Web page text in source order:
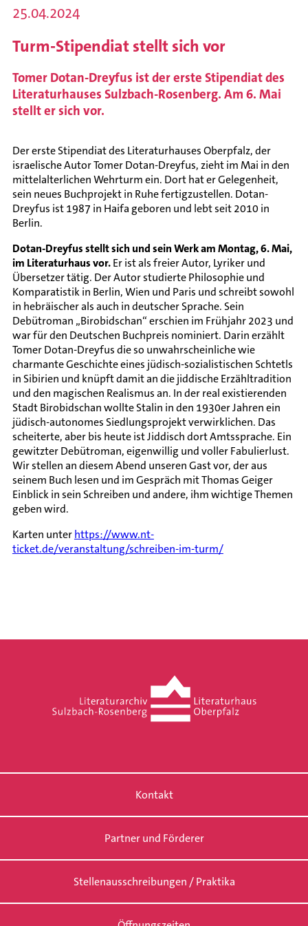
25.04.2024
Turm-Stipendiat stellt sich vor
Tomer Dotan-Dreyfus ist der erste Stipendiat des
Literaturhauses Sulzbach-Rosenberg. Am 6. Mai
stellt er sich vor.
Der erste Stipendiat des Literaturhauses Oberpfalz, der
israelische Autor Tomer Dotan-Dreyfus, zieht im Mai in den
mittelalterlichen Wehrturm ein. Dort hat er Gelegenheit,
sein neues Buchprojekt in Ruhe fertigzustellen. Dotan-
Dreyfus ist 1987 in Haifa geboren und lebt seit 2010 in
Berlin.
Dotan-Dreyfus stellt sich und sein Werk am Montag, 6. Mai,
im Literaturhaus vor.Er ist als freier Autor, Lyriker und
Übersetzer tätig. Der Autor studierte Philosophie und
Komparatistik in Berlin, Wien und Paris und schreibt sowohl
in hebräischer als auch in deutscher Sprache. Sein
Debütroman „Birobidschan“ erschien im Frühjahr 2023 und
war für den Deutschen Buchpreis nominiert. Darin erzählt
Tomer Dotan-Dreyfus die so unwahrscheinliche wie
charmante Geschichte eines jüdisch-sozialistischen Schtetls
in Sibirien und knüpft damit an die jiddische Erzähltradition
und den magischen Realismus an. In der real existierenden
Stadt Birobidschan wollte Stalin in den 1930er Jahren ein
jüdisch-autonomes Siedlungsprojekt verwirklichen. Das
scheiterte, aber bis heute ist Jiddisch dort Amtssprache. Ein
gewitzter Debütroman, eigenwillig und voller Fabulierlust.
Wir stellen an diesem Abend unseren Gast vor, der aus
seinem Buch lesen und im Gespräch mit Thomas Geiger
Einblick in sein Schreiben und andere, ihm wichtige Themen
geben wird.
Karten unterhttps://www.nt-
ticket.de/veranstaltung/schreiben-im-turm/
Kontakt
Partner und Förderer
Stellenausschreibungen / Praktika